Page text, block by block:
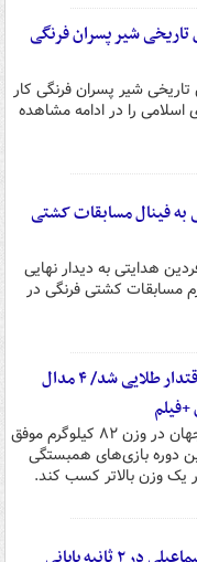
شیر پسران فرنگی
شیر پسران فرنگی کار
را در ادامه مشاهده
به فینال مسابقات کشتی
هدایتی به دیدار نهایی
و ۱۳۰ کیلوگرم مسابقات کشتی فرنگی در
غلامرضا فرخی هم با اقتدار طلایی شد/ ۴ مدال
قهرمان کشتی فرنگی جهان در وزن ۸۲ کیلوگرم موفق
دوره بازی‌های همبستگی
یک وزن بالاتر کسب کند.